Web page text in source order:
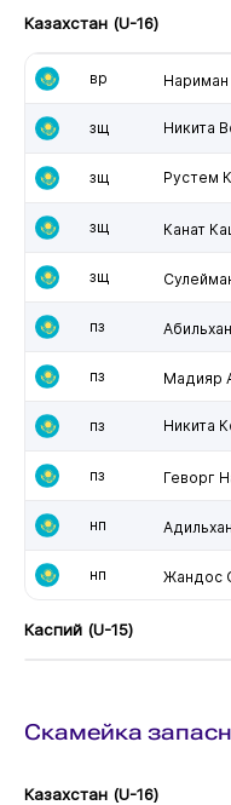
Казахстан (U-16)
вр
зщ Никита
зщ Рустем
зщ Канат
зщ
пз
пз Мадияр
пз Никита
пз Геворг
нп
нп Жандос
Каспий (U-15)
Скамейка
Казахстан (U-16)